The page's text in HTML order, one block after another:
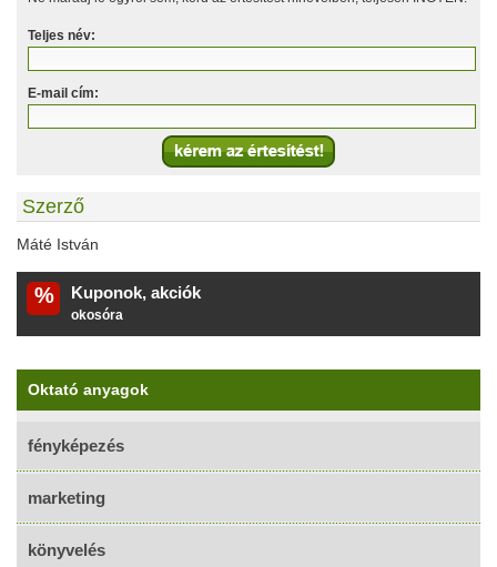
Teljes név:
E-mail cím:
Szerző
Máté István
% Kuponok, akciók
okosóra
Oktató anyagok
fényképezés
marketing
könyvelés